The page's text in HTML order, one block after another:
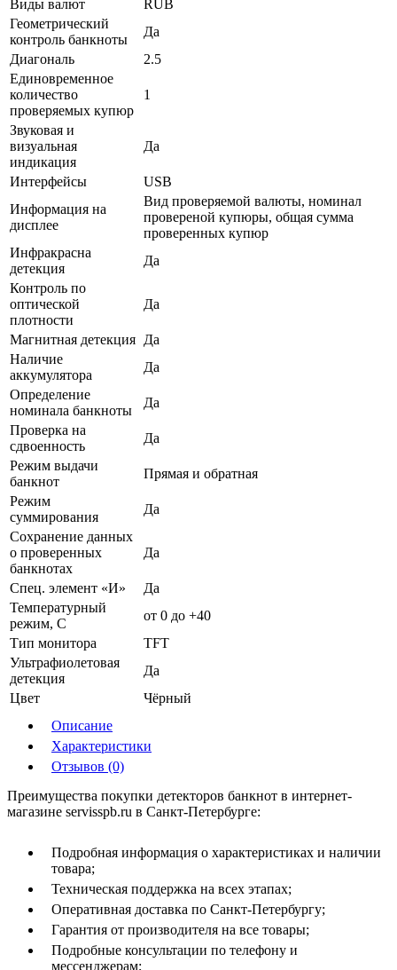
Виды валют
RUB
Геометрический
контроль банкноты
Да
Диагональ
2.5
Единовременное
количество
проверяемых купюр
1
Звуковая и
визуальная
индикация
Да
Интерфейсы
USB
Информация на
дисплее
Вид проверяемой валюты, номинал
провереной купюры, общая сумма
проверенных купюр
Инфракрасна
детекция
Да
Контроль по
оптической
плотности
Да
Магнитная детекция Да
Наличие
аккумулятора
Да
Определение
номинала банкноты
Да
Проверка на
сдвоенность
Да
Режим выдачи
банкнот
Прямая и обратная
Режим
суммирования
Да
Сохранение данных
о проверенных
банкнотах
Да
Спец. элемент «И»
Да
Температурный
режим, С
от 0 до +40
Тип монитора
TFT
Ультрафиолетовая
детекция
Да
Цвет
Чёрный
Описание
Характеристики
Отзывов (0)
Преимущества покупки детекторов банкнот в интернет-
магазине servisspb.ru в Санкт-Петербурге:
Подробная информация о характеристиках и наличии
товара;
Техническая поддержка на всех этапах;
Оперативная доставка по Санкт-Петербургу;
Гарантия от производителя на все товары;
Подробные консультации по телефону и
мессенджерам;